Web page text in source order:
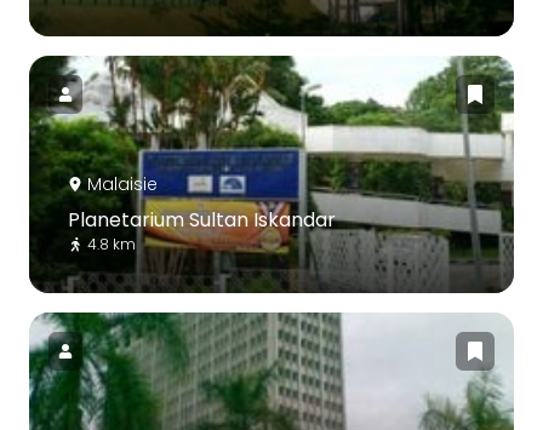
Malaisie
Planetarium Sultan Iskandar
4.8 km